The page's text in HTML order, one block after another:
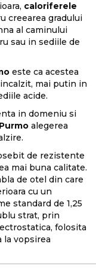
caloriferele
creearea gradului
al caminului
sau in sediile de
este ca acestea
mai putin in
acide.
in domeniu si
alegerea
de rezistente
mai buna calitate.
de otel din care
cu un
standard de 1,25
strat, prin
folosita
vopsirea